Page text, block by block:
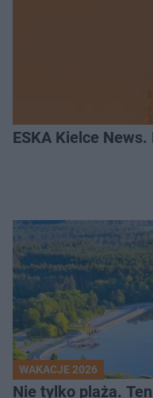
ESKA Kielce
WAKACJE 2026
Nie tylko plaża.